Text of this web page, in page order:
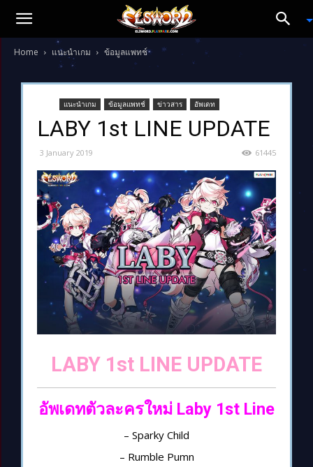
Home แนะนำเกม ข้อมูลแพทช์
แนะนำเกม ข้อมูลแพทช์ ข่าวสาร อัพเดท
LABY 1st LINE UPDATE
3 January 2019 61445
LABY 1st LINE UPDATE
อัพเดทตัวละครใหม่ Laby 1st Line
– Sparky Child
– Rumble Pumn